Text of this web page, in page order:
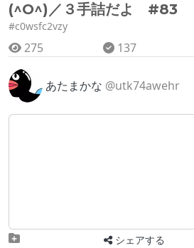
(^O^)／３手詰だよ #83
#c0wsfc2vzy
275 137
あたまかな @utk74awehr
シェアする